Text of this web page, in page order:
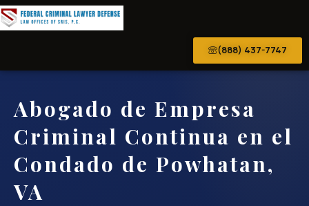
(888) 437-7747
Abogado de Empresa
Criminal Continua en el
Condado de Powhatan,
VA